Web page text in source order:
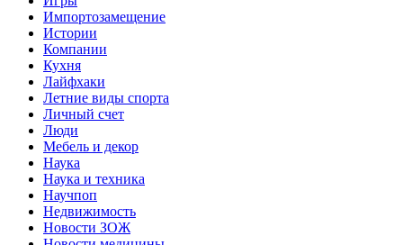
Импортозамещение
Истории
Компании
Кухня
Лайфхаки
Летние виды спорта
Личный счет
Люди
Мебель и декор
Наука
Наука и техника
Научпоп
Недвижимость
Новости ЗОЖ